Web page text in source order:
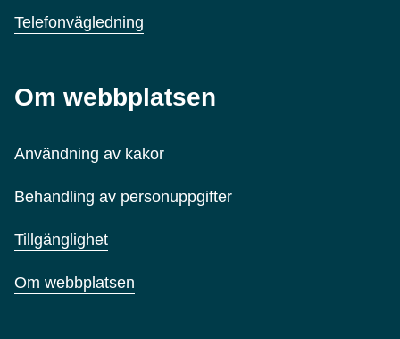
Telefonvägledning
Om webbplatsen
Användning av kakor
Behandling av personuppgifter
Tillgänglighet
Om webbplatsen